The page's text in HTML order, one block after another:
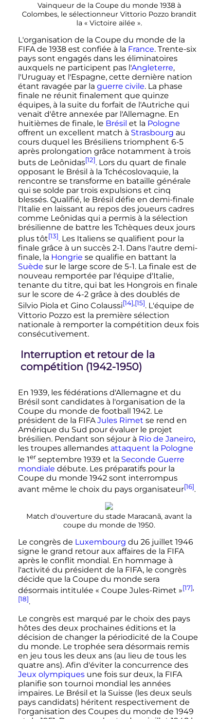
Vainqueur de la Coupe du monde 1938 à
Colombes, le sélectionneur Vittorio Pozzo brandit
la « Victoire ailée ».
L'organisation de la Coupe du monde de la
FIFA de 1938 est confiée à la France. Trente-six
pays sont engagés dans les éliminatoires
auxquels ne participent pas l'Angleterre,
l'Uruguay et l'Espagne, cette dernière nation
étant ravagée par la guerre civile. La phase
finale ne réunit finalement que quinze
équipes, à la suite du forfait de l'Autriche qui
venait d'être annexée par l'Allemagne. En
huitièmes de finale, le Brésil et la Pologne
offrent un excellent match à Strasbourg au
cours duquel les Brésiliens triomphent 6-5
après prolongation grâce notamment à trois
buts de Leônidas[12]. Lors du quart de finale
opposant le Brésil à la Tchécoslovaquie, la
rencontre se transforme en bataille générale
qui se solde par trois expulsions et cinq
blessés. Qualifié, le Brésil défie en demi-finale
l'Italie en laissant au repos des joueurs cadres
comme Leônidas qui a permis à la sélection
brésilienne de battre les Tchèques deux jours
plus tôt[13]. Les Italiens se qualifient pour la
finale grâce à un succès 2-1. Dans l'autre demi-
finale, la Hongrie se qualifie en battant la
Suède sur le large score de 5-1. La finale est de
nouveau remportée par l'équipe d'Italie,
tenante du titre, qui bat les Hongrois en finale
sur le score de 4-2 grâce à des doublés de
Silvio Piola et Gino Colaussi[14],[15]. L'équipe de
Vittorio Pozzo est la première sélection
nationale à remporter la compétition deux fois
consécutivement.
Interruption et retour de la
compétition (1942-1950)
En 1939, les fédérations d'Allemagne et du
Brésil sont candidates à l'organisation de la
Coupe du monde de football 1942. Le
président de la FIFAJules Rimet se rend en
Amérique du Sud pour évaluer le projet
brésilien. Pendant son séjour à Rio de Janeiro,
les troupes allemandes attaquent la Pologne
le 1er septembre 1939 et la Seconde Guerre
mondiale débute. Les préparatifs pour la
Coupe du monde 1942 sont interrompus
avant même le choix du pays organisateur[16].
Match d'ouverture du stade Maracanã, avant la
coupe du monde de 1950.
Le congrès de Luxembourg du 26 juillet 1946
signe le grand retour aux affaires de la FIFA
après le conflit mondial. En hommage à
l'activité du président de la FIFA, le congrès
décide que la Coupe du monde sera
désormais intitulée « Coupe Jules-Rimet »[17],
[18].
Le congrès est marqué par le choix des pays
hôtes des deux prochaines éditions et la
décision de changer la périodicité de la Coupe
du monde. Le trophée sera désormais remis
en jeu tous les deux ans (au lieu de tous les
quatre ans). Afin d'éviter la concurrence des
Jeux olympiquesune fois sur deux, la FIFA
planifie son tournoi mondial les années
impaires. Le Brésil et la Suisse (les deux seuls
pays candidats) héritent respectivement de
l'organisation des Coupes du monde de 1949